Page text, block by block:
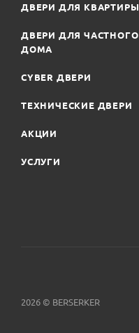
ДВЕРИ ДЛЯ КВАРТИРЫ
ДВЕРИ ДЛЯ ЧАСТНОГО
ДОМА
CYBER ДВЕРИ
ТЕХНИЧЕСКИЕ ДВЕРИ
АКЦИИ
УСЛУГИ
2026 © BERSERKER